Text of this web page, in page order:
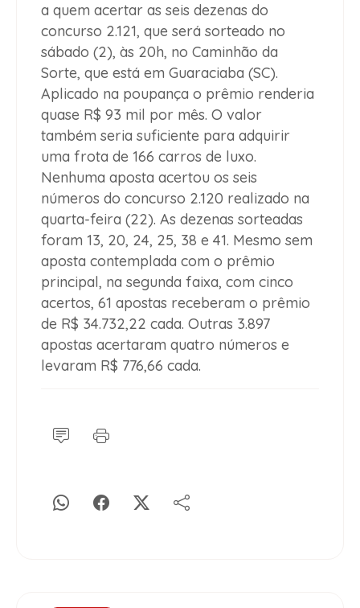
a quem acertar as seis dezenas do
concurso 2.121, que será sorteado no
sábado (2), às 20h, no Caminhão da
Sorte, que está em Guaraciaba (SC).
Aplicado na poupança o prêmio renderia
quase R$ 93 mil por mês. O valor
também seria suficiente para adquirir
uma frota de 166 carros de luxo.
Nenhuma aposta acertou os seis
números do concurso 2.120 realizado na
quarta-feira (22). As dezenas sorteadas
foram 13, 20, 24, 25, 38 e 41. Mesmo sem
aposta contemplada com o prêmio
principal, na segunda faixa, com cinco
acertos, 61 apostas receberam o prêmio
de R$ 34.732,22 cada. Outras 3.897
apostas acertaram quatro números e
levaram R$ 776,66 cada.